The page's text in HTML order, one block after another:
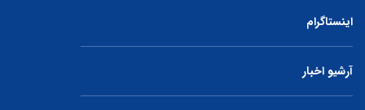
اینستاگرام
آرشیو اخبار